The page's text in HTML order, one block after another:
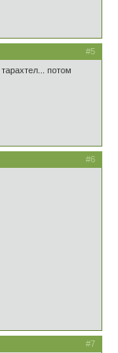
#5
потом
#6
#7